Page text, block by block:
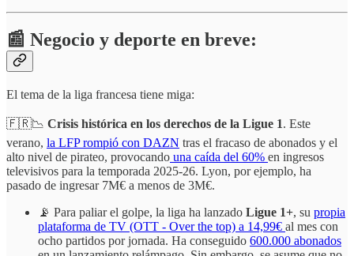
📰 Negocio y deporte en breve:
El tema de la liga francesa tiene miga:
🇫🇷📉 Crisis histórica en los derechos de la Ligue 1. Este
verano, la LFP rompió con DAZN tras el fracaso de abonados y el
alto nivel de pirateo, provocando una caída del 60% en ingresos
televisivos para la temporada 2025-26. Lyon, por ejemplo, ha
pasado de ingresar 7M€ a menos de 3M€.
📡 Para paliar el golpe, la liga ha lanzado Ligue 1+, su propia
plataforma de TV (OTT - Over the top) a 14,99€ al mes con
ocho partidos por jornada. Ha conseguido 600.000 abonados